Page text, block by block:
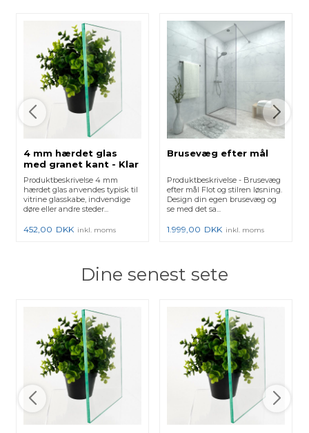
4 mm hærdet glas
med granet kant - Klar
Produktbeskrivelse 4 mm
hærdet glas anvendes typisk til
vitrine glasskabe, indvendige
døre eller andre steder...
452,00 DKK inkl. moms
Brusevæg efter mål
Produktbeskrivelse - Brusevæg
efter mål Flot og stilren løsning.
Design din egen brusevæg og
se med det sa...
1.999,00 DKK inkl. moms
Dine senest sete